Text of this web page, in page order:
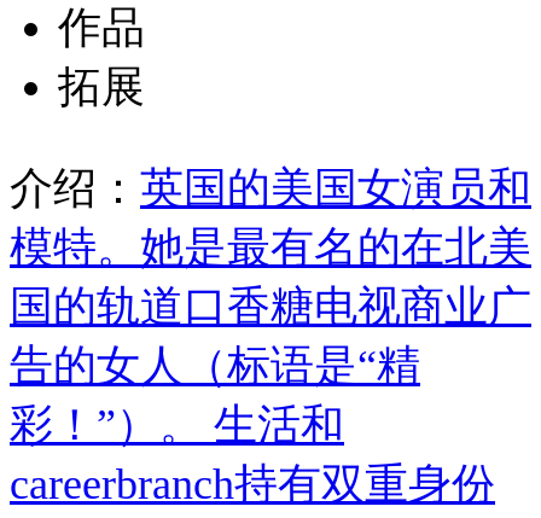
作品
拓展
介绍： 英国的美国女演员和
模特。她是最有名的在北美
国的轨道口香糖电视商业广
告的女人（标语是“精
彩！”）。 生活和
careerbranch持有双重身份